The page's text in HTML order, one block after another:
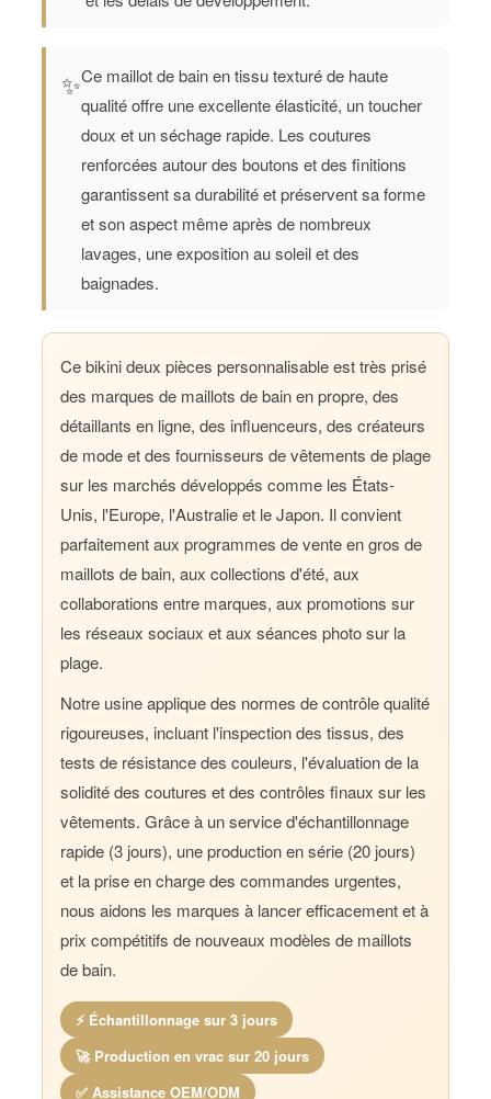
✨Ce maillot de bain en tissu texturé de haute
qualité offre une excellente élasticité, un toucher
doux et un séchage rapide. Les coutures
renforcées autour des boutons et des finitions
garantissent sa durabilité et préservent sa forme
et son aspect même après de nombreux
lavages, une exposition au soleil et des
baignades.
Ce bikini deux pièces personnalisable est très prisé
des marques de maillots de bain en propre, des
détaillants en ligne, des influenceurs, des créateurs
de mode et des fournisseurs de vêtements de plage
sur les marchés développés comme les États-
Unis, l'Europe, l'Australie et le Japon. Il convient
parfaitement aux programmes de vente en gros de
maillots de bain, aux collections d'été, aux
collaborations entre marques, aux promotions sur
les réseaux sociaux et aux séances photo sur la
plage.
Notre usine applique des normes de contrôle qualité
rigoureuses, incluant l'inspection des tissus, des
tests de résistance des couleurs, l'évaluation de la
solidité des coutures et des contrôles finaux sur les
vêtements. Grâce à un service d'échantillonnage
rapide (3 jours), une production en série (20 jours)
et la prise en charge des commandes urgentes,
nous aidons les marques à lancer efficacement et à
prix compétitifs de nouveaux modèles de maillots
de bain.
⚡ Échantillonnage sur 3 jours
🚀 Production en vrac sur 20 jours
✅ Assistance OEM/ODM